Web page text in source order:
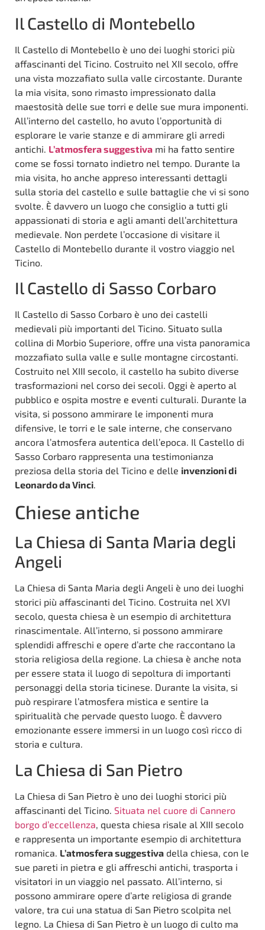
Il Castello di Montebello
Il Castello di Montebello è uno dei luoghi storici più
affascinanti del Ticino. Costruito nel XII secolo, offre
una vista mozzafiato sulla valle circostante. Durante
la mia visita, sono rimasto impressionato dalla
maestosità delle sue torri e delle sue mura imponenti.
All’interno del castello, ho avuto l’opportunità di
esplorare le varie stanze e di ammirare gli arredi
antichi. L’atmosfera suggestiva mi ha fatto sentire
come se fossi tornato indietro nel tempo. Durante la
mia visita, ho anche appreso interessanti dettagli
sulla storia del castello e sulle battaglie che vi si sono
svolte. È davvero un luogo che consiglio a tutti gli
appassionati di storia e agli amanti dell’architettura
medievale. Non perdete l’occasione di visitare il
Castello di Montebello durante il vostro viaggio nel
Ticino.
Il Castello di Sasso Corbaro
Il Castello di Sasso Corbaro è uno dei castelli
medievali più importanti del Ticino. Situato sulla
collina di Morbio Superiore, offre una vista panoramica
mozzafiato sulla valle e sulle montagne circostanti.
Costruito nel XIII secolo, il castello ha subito diverse
trasformazioni nel corso dei secoli. Oggi è aperto al
pubblico e ospita mostre e eventi culturali. Durante la
visita, si possono ammirare le imponenti mura
difensive, le torri e le sale interne, che conservano
ancora l’atmosfera autentica dell’epoca. Il Castello di
Sasso Corbaro rappresenta una testimonianza
preziosa della storia del Ticino e delle invenzioni di
Leonardo da Vinci.
Chiese antiche
La Chiesa di Santa Maria degli
Angeli
La Chiesa di Santa Maria degli Angeli è uno dei luoghi
storici più affascinanti del Ticino. Costruita nel XVI
secolo, questa chiesa è un esempio di architettura
rinascimentale. All’interno, si possono ammirare
splendidi affreschi e opere d’arte che raccontano la
storia religiosa della regione. La chiesa è anche nota
per essere stata il luogo di sepoltura di importanti
personaggi della storia ticinese. Durante la visita, si
può respirare l’atmosfera mistica e sentire la
spiritualità che pervade questo luogo. È davvero
emozionante essere immersi in un luogo così ricco di
storia e cultura.
La Chiesa di San Pietro
La Chiesa di San Pietro è uno dei luoghi storici più
affascinanti del Ticino. Situata nel cuore di Cannero
borgo d’eccellenza , questa chiesa risale al XIII secolo
e rappresenta un importante esempio di architettura
romanica. L’atmosfera suggestiva della chiesa, con le
sue pareti in pietra e gli affreschi antichi, trasporta i
visitatori in un viaggio nel passato. All’interno, si
possono ammirare opere d’arte religiosa di grande
valore, tra cui una statua di San Pietro scolpita nel
legno. La Chiesa di San Pietro è un luogo di culto ma